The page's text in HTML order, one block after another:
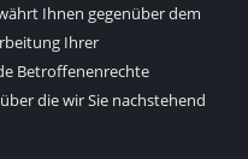
Ihnen gegenüber dem
Ihrer
Betroffenenrechte
die wir Sie nachstehend